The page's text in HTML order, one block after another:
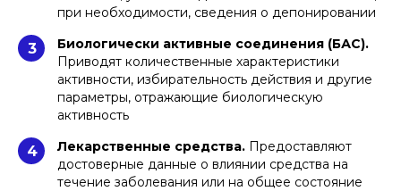
при необходимости, сведения о депонировании
3
Биологически активные соединения (БАС).
Приводят количественные характеристики
активности, избирательность действия и другие
параметры, отражающие биологическую
активность
4 Лекарственные средства. Предоставляют
достоверные данные о влиянии средства на
течение заболевания или на общее состояние
Частное лицо